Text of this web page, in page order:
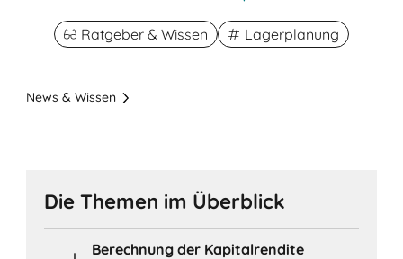
Ratgeber & Wissen Lagerplanung
News & Wissen
Die Themen im Überblick
Berechnung der Kapitalrendite